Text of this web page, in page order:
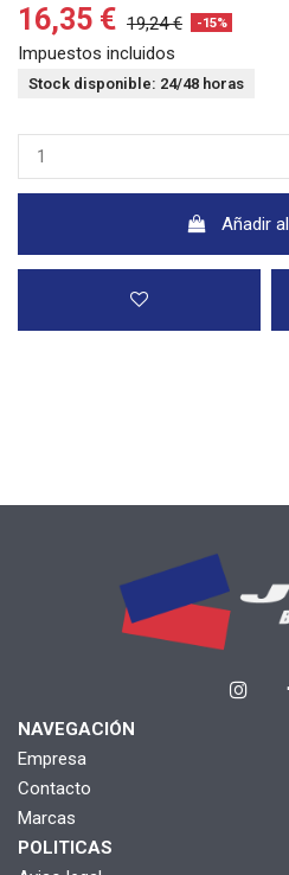
16,35 € 19,24 € -15%
Impuestos incluidos
Stock disponible: 24/48 horas
Añadir
NAVEGACIÓN
Empresa
Contacto
Marcas
POLITICAS